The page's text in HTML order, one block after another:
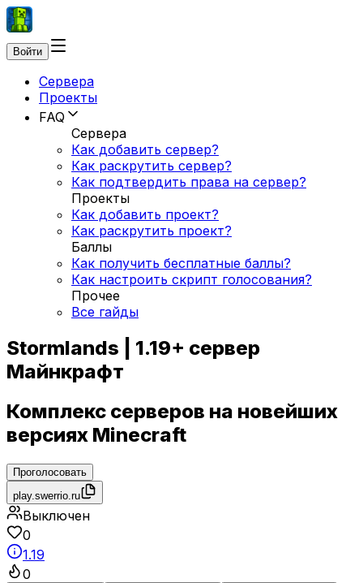
Войти
Сервера
Проекты
FAQ
Сервера
Как добавить сервер?
Как раскрутить сервер?
Как подтвердить права на сервер?
Проекты
Как добавить проект?
Как раскрутить проект?
Баллы
Как получить бесплатные баллы?
Как настроить скрипт голосования?
Прочее
Все гайды
Stormlands | 1.19+ сервер
Майнкрафт
Комплекс серверов на новейших
версиях Minecraft
Проголосовать
play.swerrio.ru
Выключен
0
1.19
0